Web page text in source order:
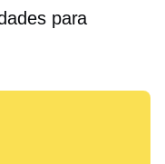
para